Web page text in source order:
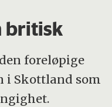
britisk
foreløpige
i Skottland som